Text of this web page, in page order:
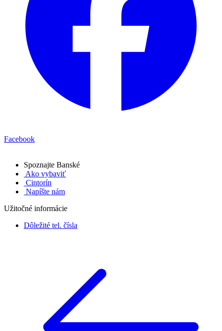
Facebook
Spoznajte Banské
Ako vybaviť
Cintorín
Napíšte nám
Užitočné informácie
Dôležité tel. čísla